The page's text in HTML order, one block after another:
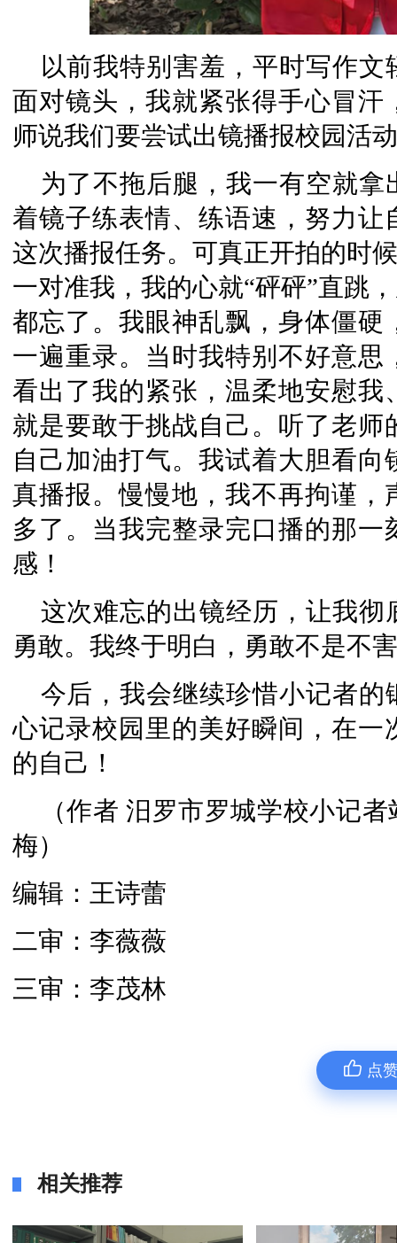
以前我特别害羞，平时写作
面对镜头，我就紧张得手心冒
师说我们要尝试出镜播报校园活
为了不拖后腿，我一有空就
着镜子练表情、练语速，努力
这次播报任务。可真正开拍的时
一对准我，我的心就“砰砰”直跳
都忘了。我眼神乱飘，身体僵
一遍重录。当时我特别不好意
看出了我的紧张，温柔地安慰
就是要敢于挑战自己。听了老
自己加油打气。我试着大胆看
真播报。慢慢地，我不再拘谨
多了。当我完整录完口播的那
感！
这次难忘的出镜经历，让我
勇敢。我终于明白，勇敢不是不
今后，我会继续珍惜小记者
心记录校园里的美好瞬间，在
的自己！
（作者 汨罗市罗城学校小记
梅）
编辑：王诗蕾
二审：李薇薇
三审：李茂林
点
相关推荐